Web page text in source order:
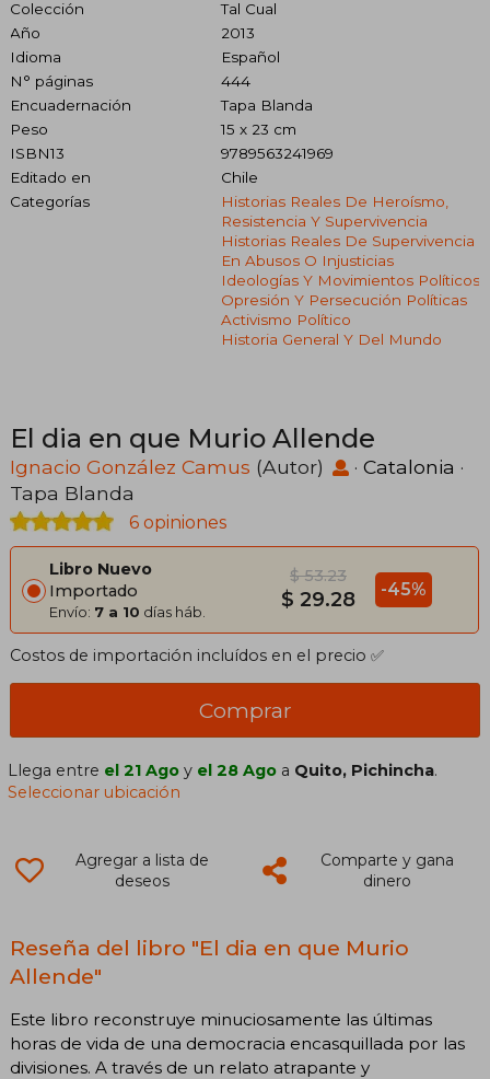
Colección
Tal Cual
Año
2013
Idioma
Español
N° páginas
444
Encuadernación
Tapa Blanda
Peso
15 x 23 cm
ISBN13
9789563241969
Editado en
Chile
Categorías
Historias Reales De Heroísmo,
Resistencia Y Supervivencia
Historias Reales De Supervivencia
En Abusos O Injusticias
Ideologías Y Movimientos Políticos
Opresión Y Persecución Políticas
Activismo Político
Historia General Y Del Mundo
El dia en que Murio Allende
Ignacio González Camus (Autor) · Catalonia ·
Tapa Blanda
6 opiniones
Libro Nuevo
Importado
Envío: 7 a 10 días háb.
$ 53.23
$ 29.28 -45%
Costos de importación incluídos en el precio ✅
Comprar
Llega entre el 21 Ago y el 28 Ago a Quito, Pichincha.
Seleccionar ubicación
Agregar a lista de
deseos
Comparte y gana
dinero
Reseña del libro "El dia en que Murio
Allende"
Este libro reconstruye minuciosamente las últimas
horas de vida de una democracia encasquillada por las
divisiones. A través de un relato atrapante y